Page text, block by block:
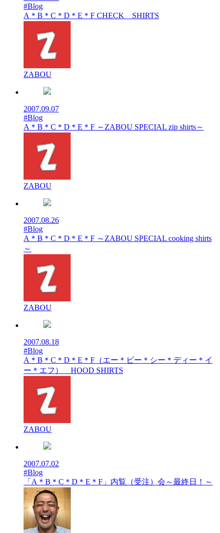
#Blog
A＊B＊C＊D＊E＊F CHECK SHIRTS
ZABOU
2007.09.07
#Blog
A＊B＊C＊D＊E＊F ～ZABOU SPECIAL zip shirts～
ZABOU
2007.08.26
#Blog
A＊B＊C＊D＊E＊F ～ZABOU SPECIAL cooking shirts
～
ZABOU
2007.08.18
#Blog
A＊B＊C＊D＊E＊F（エー＊ビー＊シー＊ディー＊イ
ー＊エフ） HOOD SHIRTS
ZABOU
2007.07.02
#Blog
「A＊B＊C＊D＊E＊F」内覧（受注）会～最終日！～